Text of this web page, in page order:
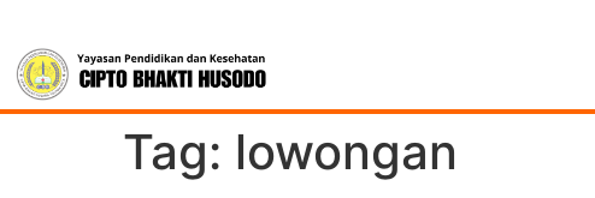
Tag: lowongan